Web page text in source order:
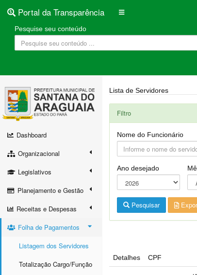
Portal da Transparência
Pesquise seu conteúdo
Dashboard
Organizacional
Legislativos
Planejamento e Gestão
Receitas e Despesas
Folha de Pagamentos
Listagem dos Servidores
Totalização Cargo/Função
Lista de Servidores
Filtro
Nome do Funcionário
Ano desejado
Pesquisar
Detalhes CPF